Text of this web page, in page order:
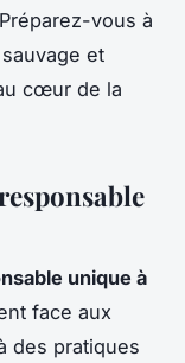
vous à
et
cœur de la
unique à
face aux
des pratiques